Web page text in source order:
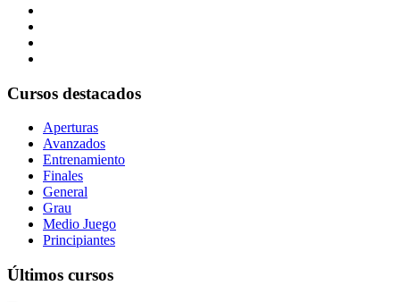
Cursos destacados
Aperturas
Avanzados
Entrenamiento
Finales
General
Grau
Medio Juego
Principiantes
Últimos cursos